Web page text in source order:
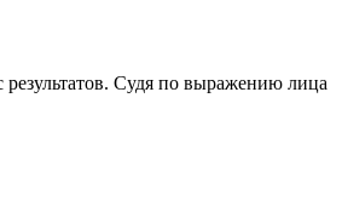
Судя по выражению лица